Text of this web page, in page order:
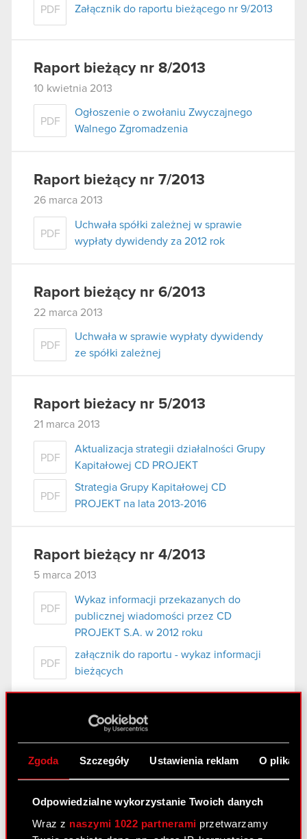
Zgoda Szczegóły Ustawienia reklam O
Odpowiedzialne wykorzystanie Twoich danych
Wraz z naszymi 1022 partnerami przetwarzamy
PDF Załącznik do raportu bieżącego nr 9/2013
Raport bieżący nr 8/2013
10 kwietnia 2013
PDF
Ogłoszenie o zwołaniu Zwyczajnego
Walnego Zgromadzenia
Raport bieżący nr 7/2013
26 marca 2013
PDF
Uchwała spółki zależnej w sprawie
wypłaty dywidendy za 2012 rok
Raport bieżący nr 6/2013
22 marca 2013
PDF
Uchwała w sprawie wypłaty dywidendy
ze spółki zależnej
Raport bieżacy nr 5/2013
21 marca 2013
PDF
Aktualizacja strategii działalności Grupy
Kapitałowej CD PROJEKT
PDF
Strategia Grupy Kapitałowej CD
PROJEKT na lata 2013-2016
Raport bieżący nr 4/2013
5 marca 2013
PDF
Wykaz informacji przekazanych do
publicznej wiadomości przez CD
PROJEKT S.A. w 2012 roku
PDF
załącznik do raportu - wykaz informacji
bieżących
Raport bieżący nr 3/2013
5 marca 2013
Ujawnienie informacji dotyczących
prowadzonych negocjacji
Raport bieżący nr 2/2013